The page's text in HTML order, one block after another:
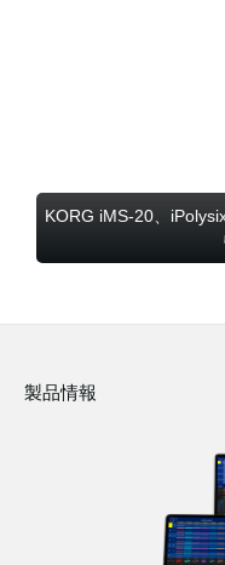
KORG iMS-20、
製品情報